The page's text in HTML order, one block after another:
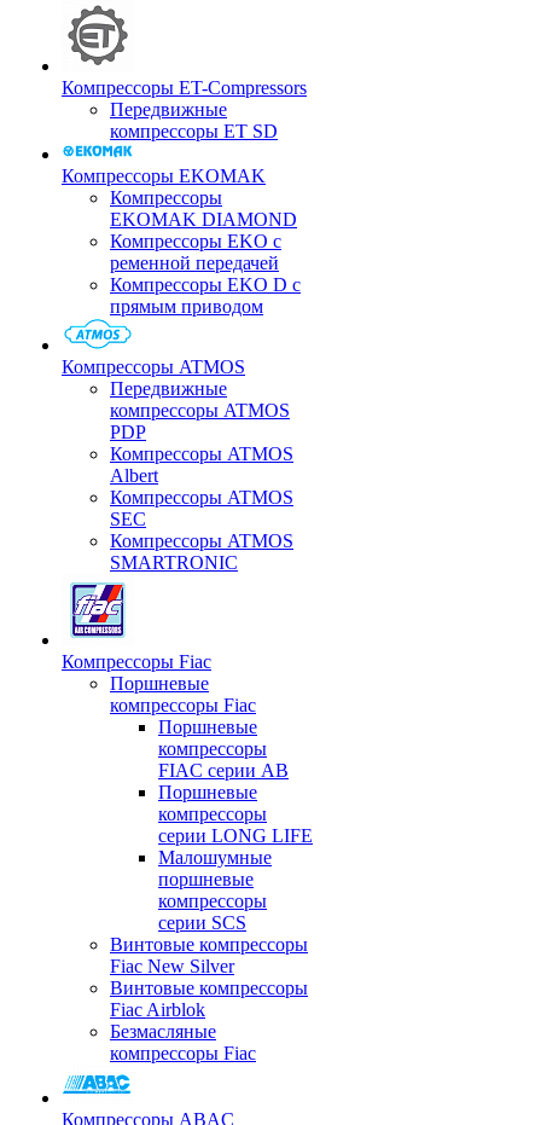
Компрессоры ET-Compressors
Передвижные
компрессоры ET SD
Компрессоры EKOMAK
Компрессоры
EKOMAK DIAMOND
Компрессоры EKO c
ременной передачей
Компрессоры EKO D с
прямым приводом
Компрессоры ATMOS
Передвижные
компрессоры ATMOS
PDP
Компрессоры ATMOS
Albert
Компрессоры ATMOS
SEC
Компрессоры ATMOS
SMARTRONIC
Компрессоры Fiac
Поршневые
компрессоры Fiac
Поршневые
компрессоры
FIAC серии AB
Поршневые
компрессоры
серии LONG LIFE
Малошумные
поршневые
компрессоры
серии SCS
Винтовые компрессоры
Fiac New Silver
Винтовые компрессоры
Fiac Airblok
Безмасляные
компрессоры Fiac
Компрессоры ABAC